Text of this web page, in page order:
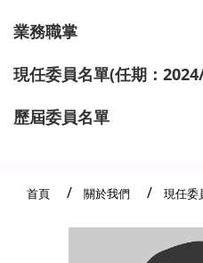
業務職掌
現任委員名單(任期：
歷屆委員名單
首頁 關於我們 現任委